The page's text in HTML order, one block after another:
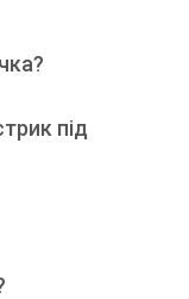
під